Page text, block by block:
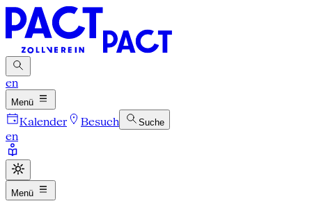
en
Menü
Kalender Besuch Suche
en
Menü